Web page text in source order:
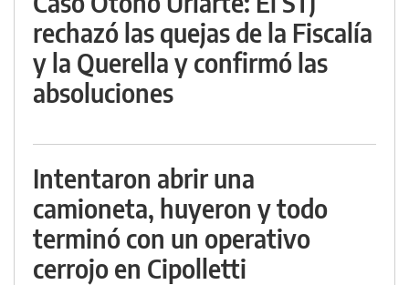
rechazó las quejas de la Fiscalía
y la Querella y confirmó las
absoluciones
Intentaron abrir una
camioneta, huyeron y todo
terminó con un operativo
cerrojo en Cipolletti